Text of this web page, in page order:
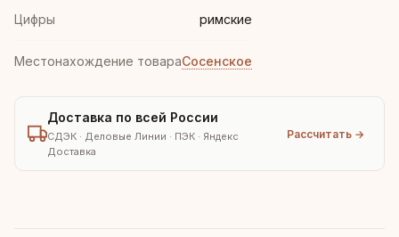
Цифры римские
Местонахождение товараСосенское
Доставка по всей России
СДЭК · Деловые Линии · ПЭК · Яндекс
Доставка
Рассчитать →